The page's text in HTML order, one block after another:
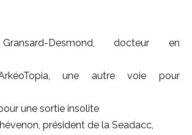
Desmond, docteur en
une autre voie pour
une sortie insolite
président de la Seadacc,